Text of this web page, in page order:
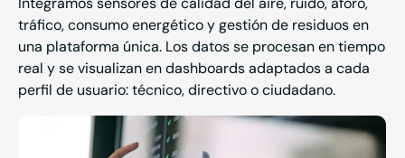
tráfico, consumo energético y gestión de residuos en
una plataforma única. Los datos se procesan en tiempo
real y se visualizan en dashboards adaptados a cada
perfil de usuario: técnico, directivo o ciudadano.